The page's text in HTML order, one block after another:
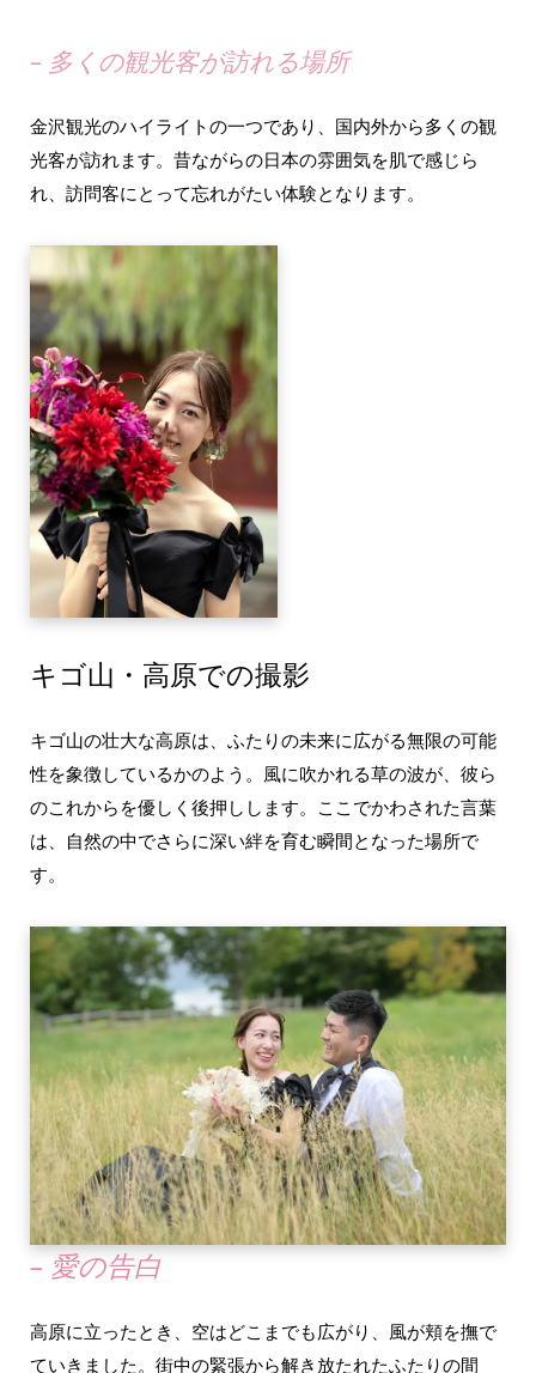
– 多くの観光客が訪れる場所
金沢観光のハイライトの一つであり、国内外から多くの観
光客が訪れます。昔ながらの日本の雰囲気を肌で感じら
れ、訪問客にとって忘れがたい体験となります。
キゴ山・高原での撮影
キゴ山の壮大な高原は、ふたりの未来に広がる無限の可能
性を象徴しているかのよう。風に吹かれる草の波が、彼ら
のこれからを優しく後押しします。ここでかわされた言葉
は、自然の中でさらに深い絆を育む瞬間となった場所で
す。
– 愛の告白
高原に立ったとき、空はどこまでも広がり、風が頬を撫で
ていきました。街中の緊張から解き放たれたふたりの間